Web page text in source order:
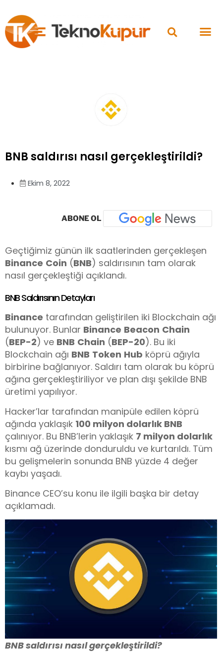
BNB saldırısı nasıl gerçekleştirildi?
Ekim 8, 2022
ABONE OL
Geçtiğimiz günün ilk saatlerinden gerçekleşen
Binance Coin (BNB) saldırısının tam olarak
nasıl gerçekleştiği açıklandı.
BNB Saldırısının Detayları
Binance tarafından geliştirilen iki Blockchain ağı
bulunuyor. Bunlar Binance Beacon Chain
(BEP-2) ve BNB Chain (BEP-20). Bu iki
Blockchain ağı BNB Token Hub köprü ağıyla
birbirine bağlanıyor. Saldırı tam olarak bu köprü
ağına gerçekleştiriliyor ve plan dışı şekilde BNB
üretimi yapılıyor.
Hacker’lar tarafından manipüle edilen köprü
ağında yaklaşık 100 milyon dolarlık BNB
çalınıyor. Bu BNB’lerin yaklaşık 7 milyon dolarlık
kısmı ağ üzerinde donduruldu ve kurtarıldı. Tüm
bu gelişmelerin sonunda BNB yüzde 4 değer
kaybı yaşadı.
Binance CEO’su konu ile ilgili başka bir detay
açıklamadı.
BNB saldırısı nasıl gerçekleştirildi?